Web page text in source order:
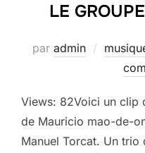
LE
par admin
Views: 82Voici un clip
de Mauricio mao-de-
Manuel Torcat. Un trio